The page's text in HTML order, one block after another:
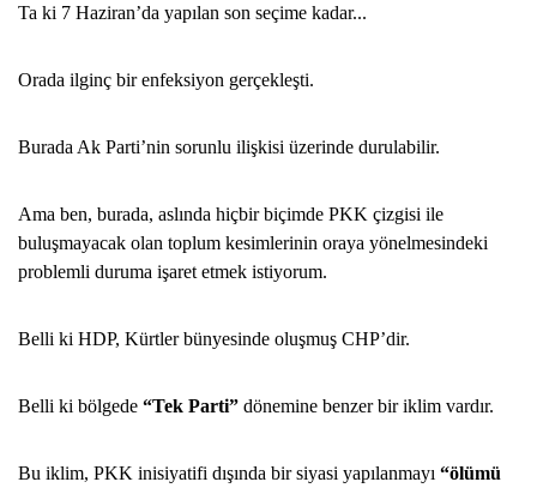
Ta ki 7 Haziran’da yapılan son seçime kadar...
Orada ilginç bir enfeksiyon gerçekleşti.
Burada Ak Parti’nin sorunlu ilişkisi üzerinde durulabilir.
Ama ben, burada, aslında hiçbir biçimde PKK çizgisi ile
buluşmayacak olan toplum kesimlerinin oraya yönelmesindeki
problemli duruma işaret etmek istiyorum.
Belli ki HDP, Kürtler bünyesinde oluşmuş CHP’dir.
Belli ki bölgede “Tek Parti” dönemine benzer bir iklim vardır.
Bu iklim, PKK inisiyatifi dışında bir siyasi yapılanmayı “ölümü